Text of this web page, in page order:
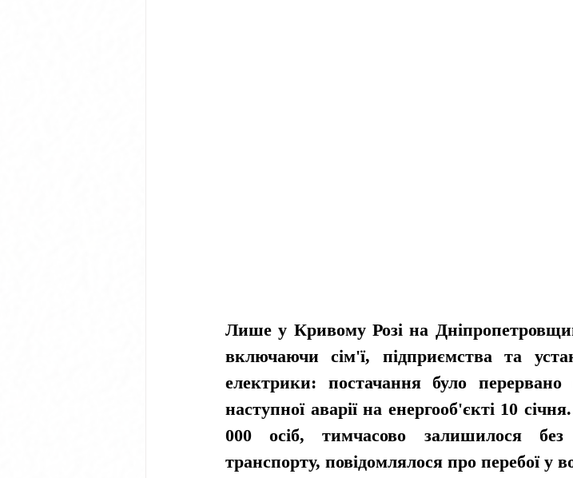
Лише у Кривому Розі на
включаючи сім'ї, підприємства та
електрики: постачання було перервано
наступної аварії на енергооб'єкті 10
000 осіб, тимчасово залишилося без
транспорту, повідомлялося про перебої у